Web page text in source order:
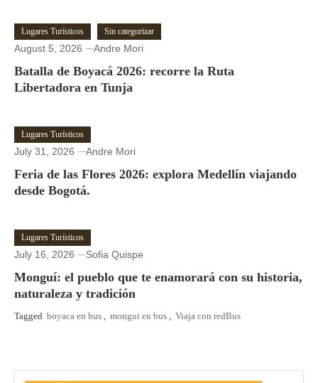
Lugares Turísticos Sin categorizar
August 5, 2026 Andre Mori
Batalla de Boyacá 2026: recorre la Ruta
Libertadora en Tunja
Lugares Turísticos
July 31, 2026 Andre Mori
Feria de las Flores 2026: explora Medellín viajando
desde Bogotá.
Lugares Turísticos
July 16, 2026 Sofia Quispe
Monguí: el pueblo que te enamorará con su historia,
naturaleza y tradición
Tagged boyaca en bus , mongui en bus , Viaja con redBus